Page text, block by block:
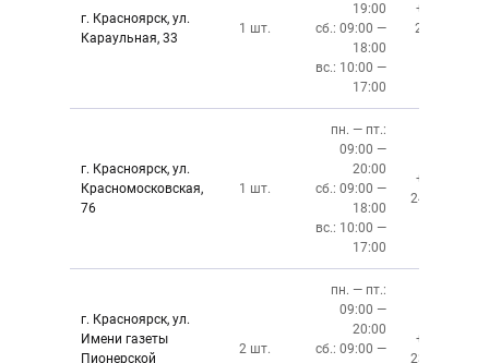
г. Красноярск, ул.
Караульная, 33
1 шт.
19:00
сб.: 09:00 —
18:00
вс.: 10:00 —
17:00
+7 (391)
219‒01‒
г. Красноярск, ул.
Красномосковская,
76
1 шт.
пн. — пт.:
09:00 —
20:00
сб.: 09:00 —
18:00
вс.: 10:00 —
17:00
+7 (391)
243-83-01
г. Красноярск, ул.
Имени газеты
Пионерской
2 шт.
пн. — пт.:
09:00 —
20:00
сб.: 09:00 —
+7 (391)
237-34-34